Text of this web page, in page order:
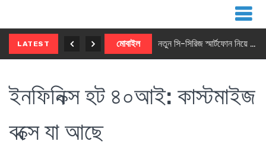
LATEST মোবাইল নতুন সি-সিরিজ স্মার্টফোন নিয়ে আসছে রিয়েলমি
ইনফিনিক্স হট ৪০আই: কাস্টমাইজ
বক্সে যা আছে